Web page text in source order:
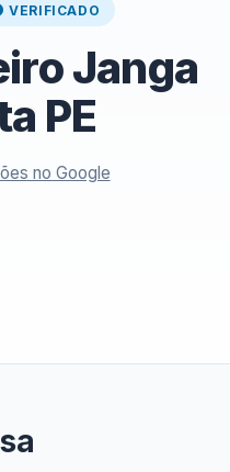
VERIFICADO
Janga
PE
no Google